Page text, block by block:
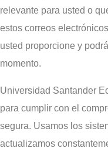
relevante para usted o
estos correos
usted proporcione y
momento.
Universidad Santander
para cumplir con el
segura. Usamos los
actualizamos